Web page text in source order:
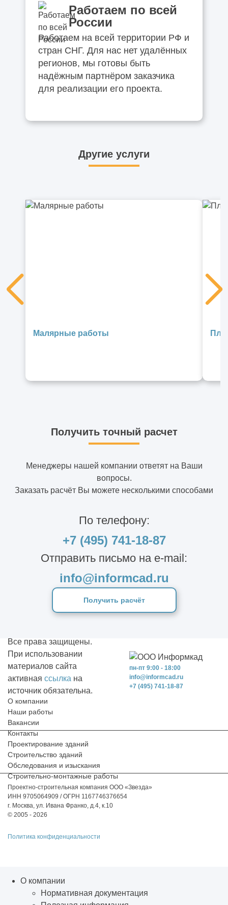
Работаем по всей
России
Работаем на всей территории РФ и
стран СНГ. Для нас нет удалённых
регионов, мы готовы быть
надёжным партнёром заказчика
для реализации его проекта.
Другие услуги
Малярные работы
Получить точный расчет
Менеджеры нашей компании ответят на Ваши
вопросы.
Заказать расчёт Вы можете несколькими способами
По телефону:
+7 (495) 741-18-87
Отправить письмо на e-mail:
info@informcad.ru
Получить расчёт
пн-пт 9:00 - 18:00
+7 (495) 741-18-87
info@informcad.ru
О компании
Наши работы
Вакансии
Контакты
Проектирование зданий
Строительство зданий
Обследования и изыскания
Строительно-монтажные работы
Проектно-строительная компания ООО «Звезда»
ИНН 9705064909 / ОГРН 1167746376654
г. Москва, ул. Ивана Франко, д.4, к.10
© 2005 - 2026
Политика конфиденциальности
Все права защищены.
При использовании
материалов сайта
активная ссылка на
источник обязательна.
О компании
Нормативная документация